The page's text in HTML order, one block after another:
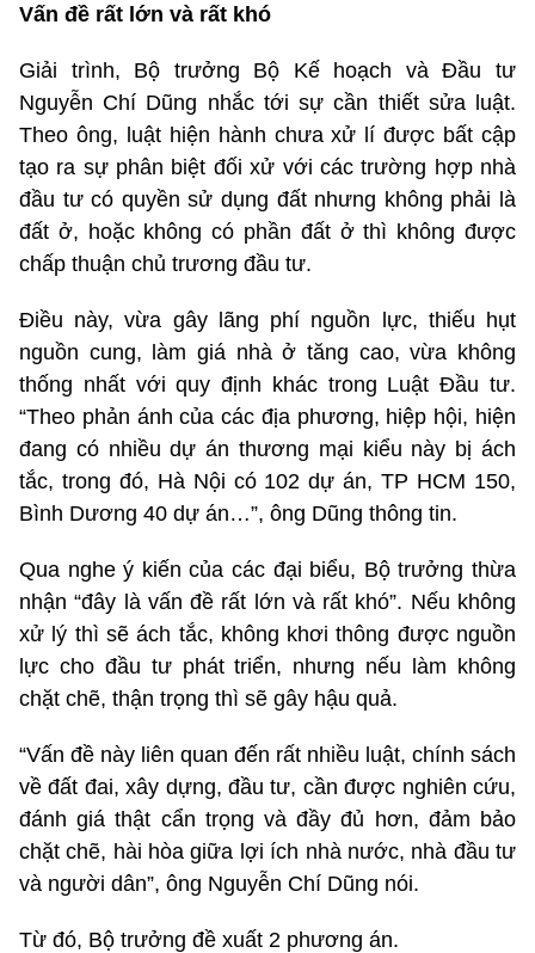
Vấn đề rất lớn và rất khó
Giải trình, Bộ trưởng Bộ Kế hoạch và Đầu tư
Nguyễn Chí Dũng nhắc tới sự cần thiết sửa luật.
Theo ông, luật hiện hành chưa xử lí được bất cập
tạo ra sự phân biệt đối xử với các trường hợp nhà
đầu tư có quyền sử dụng đất nhưng không phải là
đất ở, hoặc không có phần đất ở thì không được
chấp thuận chủ trương đầu tư.
Điều này, vừa gây lãng phí nguồn lực, thiếu hụt
nguồn cung, làm giá nhà ở tăng cao, vừa không
thống nhất với quy định khác trong Luật Đầu tư.
“Theo phản ánh của các địa phương, hiệp hội, hiện
đang có nhiều dự án thương mại kiểu này bị ách
tắc, trong đó, Hà Nội có 102 dự án, TP HCM 150,
Bình Dương 40 dự án…”, ông Dũng thông tin.
Qua nghe ý kiến của các đại biểu, Bộ trưởng thừa
nhận “đây là vấn đề rất lớn và rất khó”. Nếu không
xử lý thì sẽ ách tắc, không khơi thông được nguồn
lực cho đầu tư phát triển, nhưng nếu làm không
chặt chẽ, thận trọng thì sẽ gây hậu quả.
“Vấn đề này liên quan đến rất nhiều luật, chính sách
về đất đai, xây dựng, đầu tư, cần được nghiên cứu,
đánh giá thật cẩn trọng và đầy đủ hơn, đảm bảo
chặt chẽ, hài hòa giữa lợi ích nhà nước, nhà đầu tư
và người dân”, ông Nguyễn Chí Dũng nói.
Từ đó, Bộ trưởng đề xuất 2 phương án.